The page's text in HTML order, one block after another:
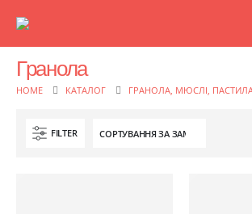
Гранола
HOME КАТАЛОГ ГРАНОЛА, МЮСЛІ,
FILTER